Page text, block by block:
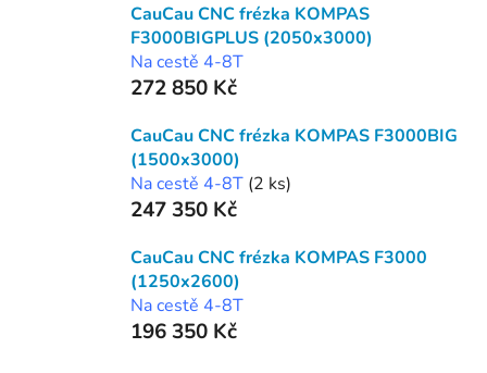
CauCau CNC frézka KOMPAS
F3000BIGPLUS (2050x3000)
Na cestě 4-8T
272 850 Kč
CauCau CNC frézka KOMPAS F3000BIG
(1500x3000)
Na cestě 4-8T (2 ks)
247 350 Kč
CauCau CNC frézka KOMPAS F3000
(1250x2600)
Na cestě 4-8T
196 350 Kč